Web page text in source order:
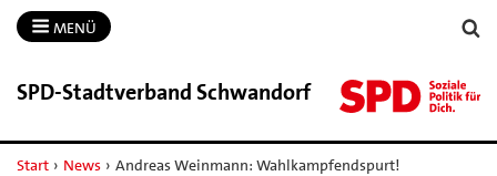
MENÜ
SPD-​Stadtverband Schwandorf
Start › News › Andreas Weinmann: Wahlkampfendspurt!